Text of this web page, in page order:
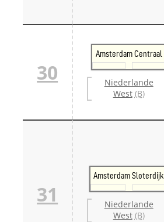
30
Amsterdam Centraal
Niederlande
West (B)
31
Amsterdam Sloterdijk
Niederlande
West (B)